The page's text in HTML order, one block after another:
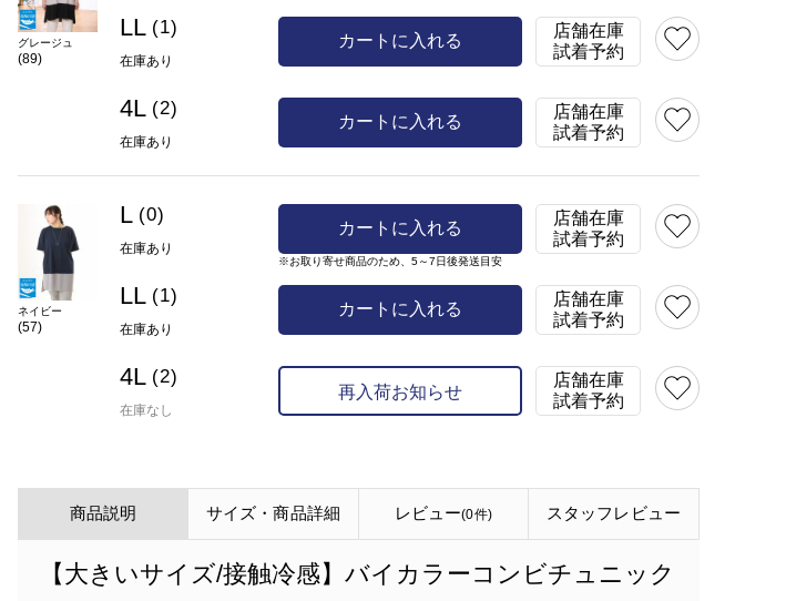
カラー
ネイビー(57)
グレージュ
(89)
LL (1)
在庫あり
カートに入れる
店舗在庫
試着予約
4L (2)
在庫あり
カートに入れる
店舗在庫
試着予約
ネイビー
(57)
L (0)
在庫あり
カートに入れる
※お取り寄せ商品のため、5～7日後発送目安
店舗在庫
試着予約
LL (1)
在庫あり
カートに入れる
店舗在庫
試着予約
4L (2)
在庫なし
再入荷お知らせ
店舗在庫
試着予約
商品説明 サイズ・商品詳細 レビュー(0件) スタッフ レビュー
【大きいサイズ/接触冷感】バイカラーコンビチュニック